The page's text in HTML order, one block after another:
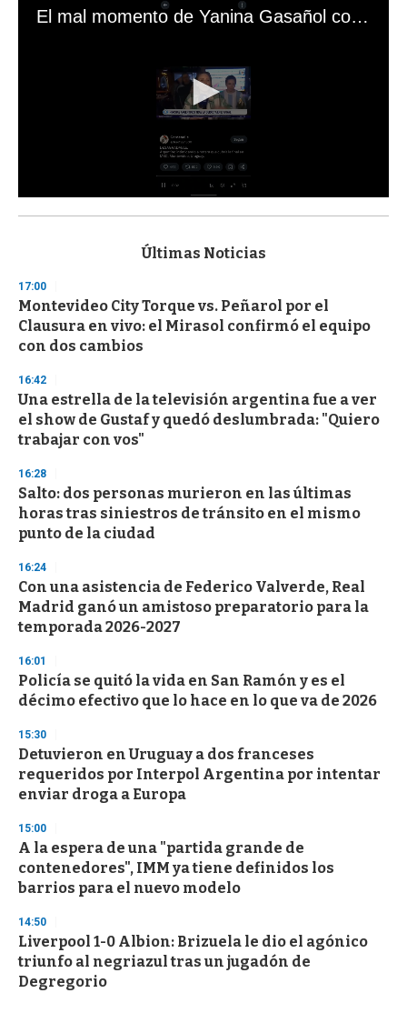
El mal momento de Yanina Gasañol con un hincha argentino en "Subrayado"
s
d
s
o
f
3
s
e
c
o
n
Últimas Noticias
17:00
Montevideo City Torque vs. Peñarol por el
Clausura en vivo: el Mirasol confirmó el equipo
con dos cambios
16:42
Una estrella de la televisión argentina fue a ver
el show de Gustaf y quedó deslumbrada: "Quiero
trabajar con vos"
16:28
Salto: dos personas murieron en las últimas
horas tras siniestros de tránsito en el mismo
punto de la ciudad
16:24
Con una asistencia de Federico Valverde, Real
Madrid ganó un amistoso preparatorio para la
temporada 2026-2027
16:01
Policía se quitó la vida en San Ramón y es el
décimo efectivo que lo hace en lo que va de 2026
15:30
Detuvieron en Uruguay a dos franceses
requeridos por Interpol Argentina por intentar
enviar droga a Europa
15:00
A la espera de una "partida grande de
contenedores", IMM ya tiene definidos los
barrios para el nuevo modelo
14:50
Liverpool 1-0 Albion: Brizuela le dio el agónico
triunfo al negriazul tras un jugadón de
Degregorio